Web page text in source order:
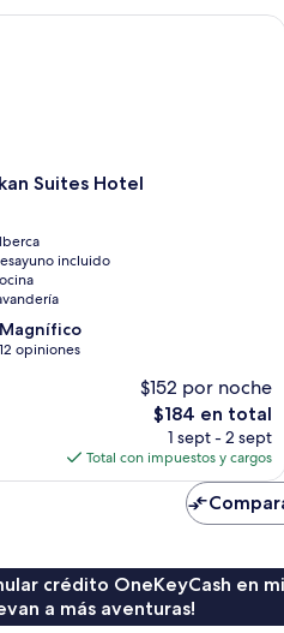
Suites Hotel
incluido
Magnífico
12 opiniones
$152 por noche
El
precio
actual
es
$184 en total
1 sept - 2 sept
Total con impuestos y cargos
Suites Hotel
crédito OneKeyCash en
a más aventuras!